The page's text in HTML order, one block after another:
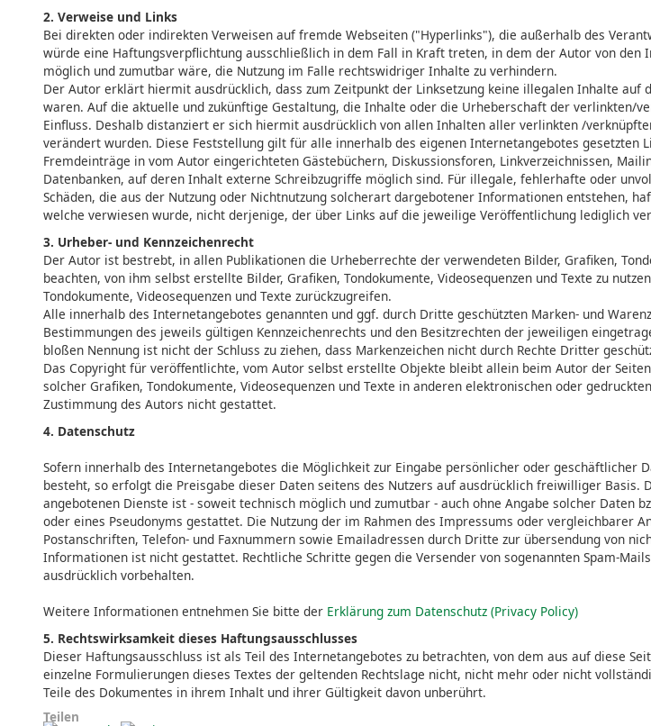
2. Verweise und Links
Bei direkten oder indirekten Verweisen auf fremde Webseiten ("Hyperlinks"), die außerhalb des
würde eine Haftungsverpflichtung ausschließlich in dem Fall in Kraft treten, in dem der Autor von den
möglich und zumutbar wäre, die Nutzung im Falle rechtswidriger Inhalte zu verhindern.
Der Autor erklärt hiermit ausdrücklich, dass zum Zeitpunkt der Linksetzung keine illegalen Inhalte auf
waren. Auf die aktuelle und zukünftige Gestaltung, die Inhalte oder die Urheberschaft der verlinkten/
Einfluss. Deshalb distanziert er sich hiermit ausdrücklich von allen Inhalten aller verlinkten /
verändert wurden. Diese Feststellung gilt für alle innerhalb des eigenen Internetangebotes gesetzten
Fremdeinträge in vom Autor eingerichteten Gästebüchern, Diskussionsforen, Linkverzeichnissen,
Datenbanken, auf deren Inhalt externe Schreibzugriffe möglich sind. Für illegale, fehlerhafte oder
Schäden, die aus der Nutzung oder Nichtnutzung solcherart dargebotener Informationen entstehen,
welche verwiesen wurde, nicht derjenige, der über Links auf die jeweilige Veröffentlichung lediglich
3. Urheber- und Kennzeichenrecht
Der Autor ist bestrebt, in allen Publikationen die Urheberrechte der verwendeten Bilder, Grafiken,
beachten, von ihm selbst erstellte Bilder, Grafiken, Tondokumente, Videosequenzen und Texte zu
Tondokumente, Videosequenzen und Texte zurückzugreifen.
Alle innerhalb des Internetangebotes genannten und ggf. durch Dritte geschützten Marken- und
Bestimmungen des jeweils gültigen Kennzeichenrechts und den Besitzrechten der jeweiligen
bloßen Nennung ist nicht der Schluss zu ziehen, dass Markenzeichen nicht durch Rechte Dritter
Das Copyright für veröffentlichte, vom Autor selbst erstellte Objekte bleibt allein beim Autor der
solcher Grafiken, Tondokumente, Videosequenzen und Texte in anderen elektronischen oder
Zustimmung des Autors nicht gestattet.
4. Datenschutz
Sofern innerhalb des Internetangebotes die Möglichkeit zur Eingabe persönlicher oder geschäftlicher
besteht, so erfolgt die Preisgabe dieser Daten seitens des Nutzers auf ausdrücklich freiwilliger Basis.
angebotenen Dienste ist - soweit technisch möglich und zumutbar - auch ohne Angabe solcher Daten
oder eines Pseudonyms gestattet. Die Nutzung der im Rahmen des Impressums oder vergleichbarer
Postanschriften, Telefon- und Faxnummern sowie Emailadressen durch Dritte zur übersendung von
Informationen ist nicht gestattet. Rechtliche Schritte gegen die Versender von sogenannten Spam-
ausdrücklich vorbehalten.
Weitere Informationen entnehmen Sie bitte der Erklärung zum Datenschutz (Privacy Policy)
5. Rechtswirksamkeit dieses Haftungsausschlusses
Dieser Haftungsausschluss ist als Teil des Internetangebotes zu betrachten, von dem aus auf diese
einzelne Formulierungen dieses Textes der geltenden Rechtslage nicht, nicht mehr oder nicht
Teile des Dokumentes in ihrem Inhalt und ihrer Gültigkeit davon unberührt.
Teilen